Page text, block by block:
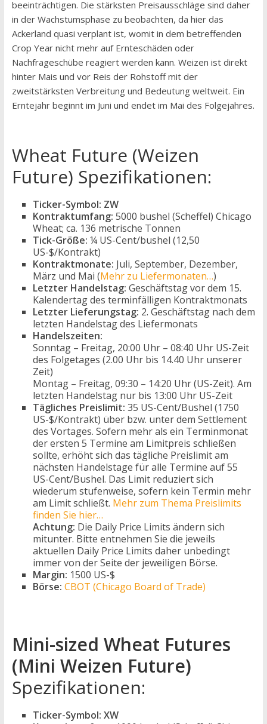
beeinträchtigen. Die stärksten Preisausschläge sind daher
in der Wachstumsphase zu beobachten, da hier das
Ackerland quasi verplant ist, womit in dem betreffenden
Crop Year nicht mehr auf Ernteschäden oder
Nachfrageschübe reagiert werden kann. Weizen ist direkt
hinter Mais und vor Reis der Rohstoff mit der
zweitstärksten Verbreitung und Bedeutung weltweit. Ein
Erntejahr beginnt im Juni und endet im Mai des Folgejahres.
Wheat Future (Weizen
Future) Spezifikationen:
Ticker-Symbol: ZW
Kontraktumfang: 5000 bushel (Scheffel) Chicago
Wheat; ca. 136 metrische Tonnen
Tick-Größe: ¼ US-Cent/bushel (12,50
US-$/Kontrakt)
Kontraktmonate: Juli, September, Dezember,
März und Mai (Mehr zu Liefermonaten…)
Letzter Handelstag: Geschäftstag vor dem 15.
Kalendertag des terminfälligen Kontraktmonats
Letzter Lieferungstag: 2. Geschäftstag nach dem
letzten Handelstag des Liefermonats
Handelszeiten:
Sonntag – Freitag, 20:00 Uhr – 08:40 Uhr US-Zeit
des Folgetages (2.00 Uhr bis 14.40 Uhr unserer
Zeit)
Montag – Freitag, 09:30 – 14:20 Uhr (US-Zeit). Am
letzten Handelstag nur bis 13:00 Uhr US-Zeit
Tägliches Preislimit: 35 US-Cent/Bushel (1750
US-$/Kontrakt) über bzw. unter dem Settlement
des Vortages. Sofern mehr als ein Terminmonat
der ersten 5 Termine am Limitpreis schließen
sollte, erhöht sich das tägliche Preislimit am
nächsten Handelstage für alle Termine auf 55
US-Cent/Bushel. Das Limit reduziert sich
wiederum stufenweise, sofern kein Termin mehr
am Limit schließt. Mehr zum Thema Preislimits
finden Sie hier…
Achtung: Die Daily Price Limits ändern sich
mitunter. Bitte entnehmen Sie die jeweils
aktuellen Daily Price Limits daher unbedingt
immer von der Seite der jeweiligen Börse.
Margin: 1500 US-$
Börse: CBOT (Chicago Board of Trade)
Mini-sized Wheat Futures
(Mini Weizen Future)
Spezifikationen:
Ticker-Symbol: XW